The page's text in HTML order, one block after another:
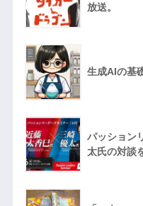
放送。
生成AIの基
パッション
太氏の対談